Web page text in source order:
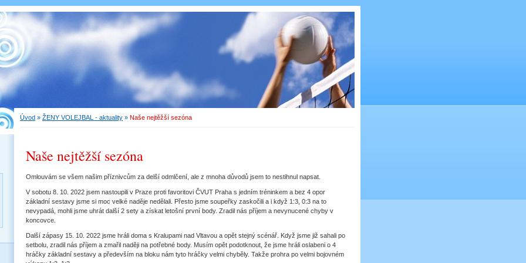
Úvod » ŽENY VOLEJBAL - aktuality » Naše nejtěžší sezóna
Naše nejtěžší sezóna
Omlouvám se všem našim příznivcům za delší odmlčení, ale z mnoha důvodů jsem to nestihnul napsat.
V sobotu 8. 10. 2022 jsem nastoupili v Praze proti favoritovi ČVUT Praha s jedním tréninkem a bez 4 opor
základní sestavy jsme si moc velké naděje nedělali. Přesto jsme soupeřky zaskočili a i když 1:3, 0:3 na to
nevypadá, mohli jsme uhrát další 2 sety a získat letošní první body. Zradil nás příjem a nevynucené chyby v
koncovce.
Další zápasy 15. 10. 2022 jsme hráli doma s Kralupami nad Vltavou a opět stejný scénář. Když jsme již sahali po
setbolu, zradil nás příjem a zmařil naději na potřebné body. Musím opět podotknout, že jsme hráli oslabeni o 4
hráčky základní sestavy a především na bloku nám tyto hráčky velmi chyběly. Takže prohra po velmi bojovném